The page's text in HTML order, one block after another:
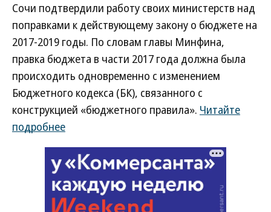
Сочи подтвердили работу своих министерств над
поправками к действующему закону о бюджете на
2017-2019 годы. По словам главы Минфина,
правка бюджета в части 2017 года должна была
происходить одновременно с изменением
Бюджетного кодекса (БК), связанного с
конструкцией «бюджетного правила». Читайте
подробнее